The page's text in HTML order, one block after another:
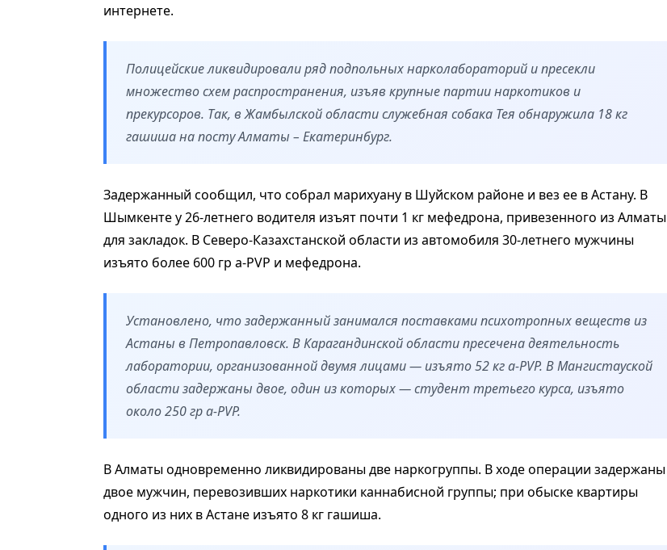
интернете.
Полицейские ликвидировали ряд подпольных нарколабораторий и пресекли
множество схем распространения, изъяв крупные партии наркотиков и
прекурсоров. Так, в Жамбылской области служебная собака Тея обнаружила 18 кг
гашиша на посту Алматы – Екатеринбург.
Задержанный сообщил, что собрал марихуану в Шуйском районе и вез ее в Астану. В
Шымкенте у 26-летнего водителя изъят почти 1 кг мефедрона, привезенного из Алматы
для закладок. В Северо-Казахстанской области из автомобиля 30-летнего мужчины
изъято более 600 гр a-PVP и мефедрона.
Установлено, что задержанный занимался поставками психотропных веществ из
Астаны в Петропавловск. В Карагандинской области пресечена деятельность
лаборатории, организованной двумя лицами — изъято 52 кг a-PVP. В Мангистауской
области задержаны двое, один из которых — студент третьего курса, изъято
около 250 гр a-PVP.
В Алматы одновременно ликвидированы две наркогруппы. В ходе операции задержаны
двое мужчин, перевозивших наркотики каннабисной группы; при обыске квартиры
одного из них в Астане изъято 8 кг гашиша.